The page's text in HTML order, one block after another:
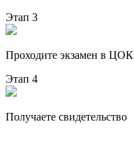
Этап 3
Проходите экзамен в ЦОК
Этап 4
Получаете свидетельство